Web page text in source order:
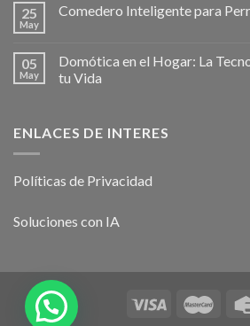
25
May
Comedero Inteligente para
05
May
Domótica en el Hogar: La
tu Vida
ENLACES DE INTERES
Políticas de Privacidad
Soluciones con IA